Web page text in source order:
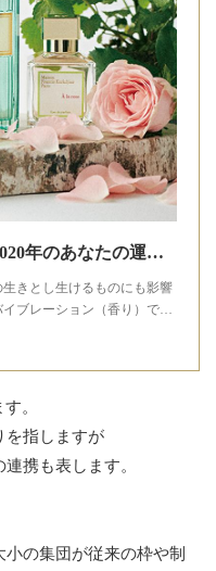
濱 美奈子 ハーモニー占星術 2020年のあなたの運勢と 開運フレグランス - T JAPAN:The New York Times Style Magazine 公式サイト
きとし生けるものにも影響
ブレーション（香り）で…
。
を指しますが
携も表します。
の集団が従来の枠や制